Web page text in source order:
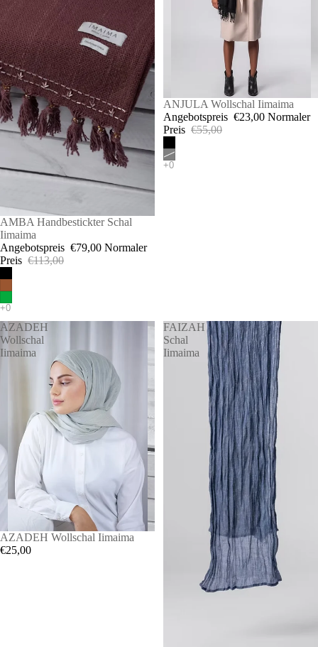
SALE
AMBA Handbestickter Schal
Iimaima
Angebotspreis €79,00 Normaler
Preis €113,00
SALE
ANJULA Wollschal Iimaima
Angebotspreis €23,00 Normaler
Preis €55,00
AZADEH
Wollschal
Iimaima
AZADEH Wollschal Iimaima
€25,00
FAIZAH
Schal
Iimaima